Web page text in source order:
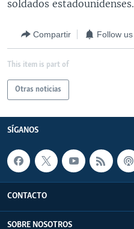
soldados estadounidenses.
Compartir Follow us
This item is part of
Otras noticias
SÍGANOS
CONTACTO
SOBRE NOSOTROS